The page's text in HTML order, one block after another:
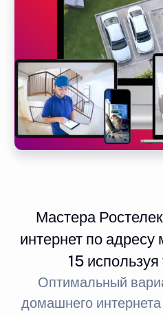
Мастера
интернет по адресу
15
Оптимальный
домашнего